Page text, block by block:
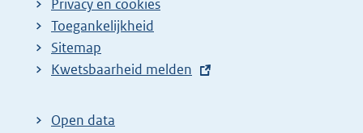
Privacy en cookies
Toegankelijkheid
Sitemap
E
t
Kwetsbaarheid melden
Open data